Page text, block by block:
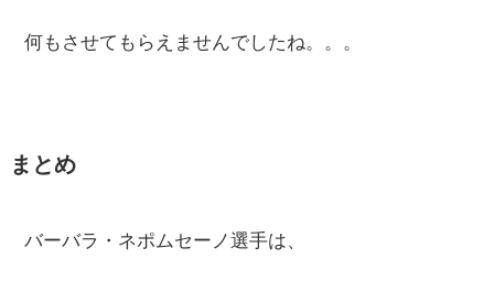
何もさせてもらえませんでしたね。。。
まとめ
バーバラ・ネポムセーノ選手は、